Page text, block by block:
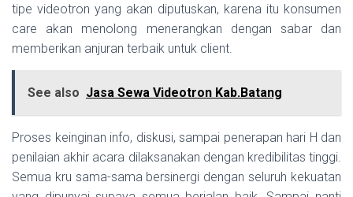
tipe videotron yang akan diputuskan, karena itu konsumen
care akan menolong menerangkan dengan sabar dan
memberikan anjuran terbaik untuk client.
See also Jasa Sewa Videotron Kab.Batang
Proses keinginan info, diskusi, sampai penerapan hari H dan
penilaian akhir acara dilaksanakan dengan kredibilitas tinggi.
Semua kru sama-sama bersinergi dengan seluruh kekuatan